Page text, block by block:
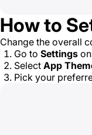
How to
Change the overall
Go to Settings
Select App
Pick your